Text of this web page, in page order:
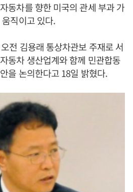
동차를 향한 미국의 관세 부과 가
직이고 있다.
전 김용래 통상차관보 주재로 서
동차 생산업계와 함께 민관합동
을 논의한다고 18일 밝혔다.